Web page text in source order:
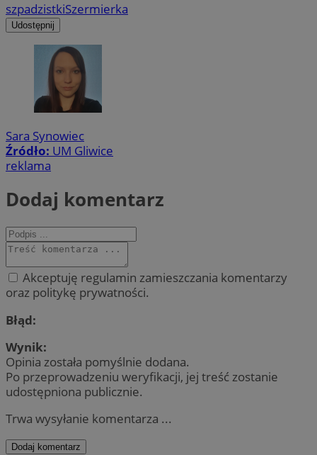
szpadzistkiSzermierka
Udostępnij
Sara Synowiec
Źródło: UM Gliwice
reklama
Dodaj komentarz
Akceptuję regulamin zamieszczania komentarzy
oraz politykę prywatności.
Błąd:
Wynik:
Opinia została pomyślnie dodana.
Po przeprowadzeniu weryfikacji, jej treść zostanie
udostępniona publicznie.
Trwa wysyłanie komentarza ...
Dodaj komentarz